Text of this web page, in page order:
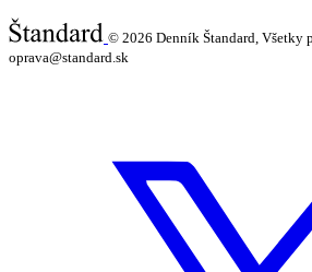
© 2026 Denník Štandard, Všetky
oprava@standard.sk